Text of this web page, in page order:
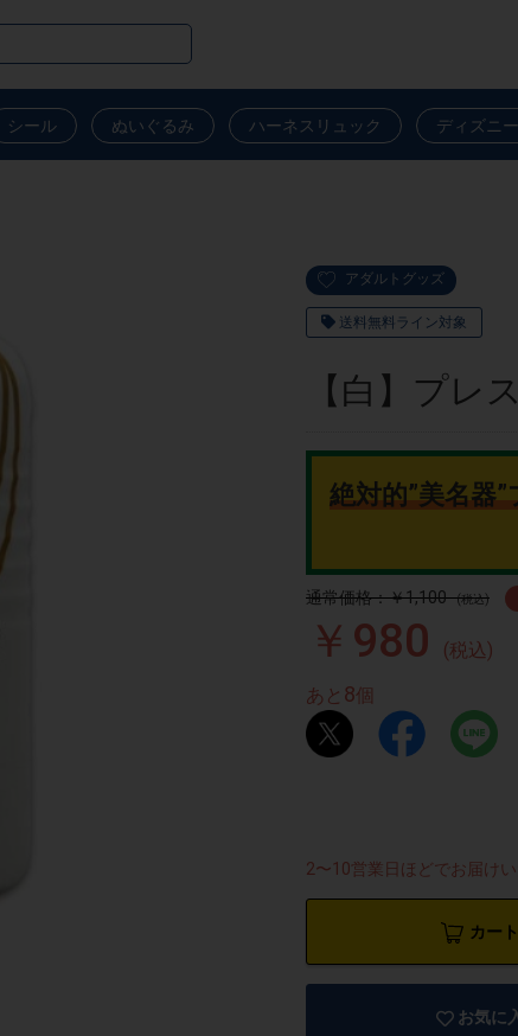
シール ぬいぐるみ ハーネスリュック ディズニー
アダルトグッズ
送料無料ライン対象
【白】プレ
絶対的”美名器
通常価格：￥1,100 (税込)
￥980
(税込)
あと 8個
2〜10営業日ほどでお届けい
カー
お気に